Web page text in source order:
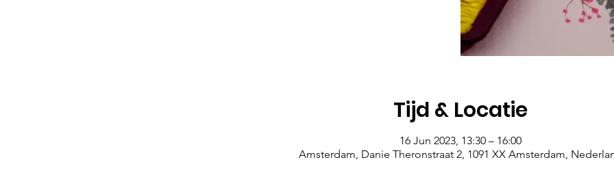
Tijd & Locatie
16 Jun 2023, 13:30 – 16:00
Amsterdam, Danie Theronstraat 2, 1091 XX Amsterdam,